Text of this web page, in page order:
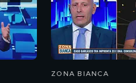
ZONA BIANCA